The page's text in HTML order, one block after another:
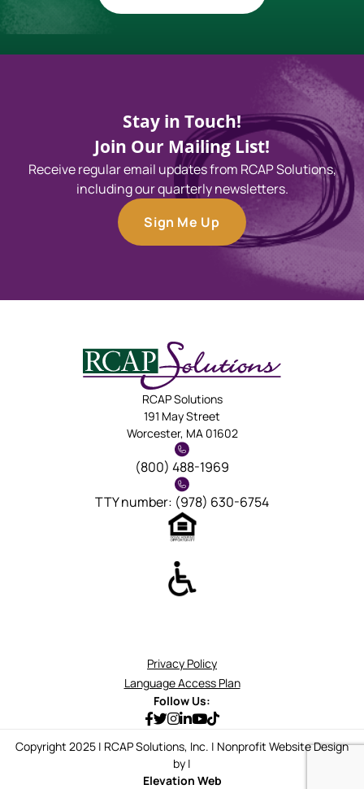
Stay in Touch!
Join Our Mailing List!
Receive regular email updates from RCAP Solutions,
including our quarterly newsletters.
Sign Me Up
RCAP Solutions
191 May Street
Worcester, MA 01602
(800) 488-1969
TTY number: (978) 630-6754
Copyright 2025 | RCAP Solutions, Inc. | Nonprofit Website Design
by |
Elevation Web
Privacy Policy
Language Access Plan
Follow Us: